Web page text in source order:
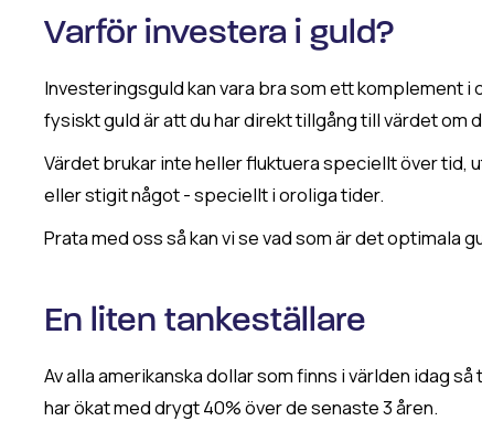
Varför investera i guld?
Investeringsguld kan vara bra som ett komplement
fysiskt guld är att du har direkt tillgång till värdet om
Värdet brukar inte heller fluktuera speciellt över tid,
eller stigit något - speciellt i oroliga tider.
Prata med oss så kan vi se vad som är det optimala
En liten tankeställare
Av alla amerikanska dollar som finns i världen idag
har ökat med drygt 40% över de senaste 3 åren.